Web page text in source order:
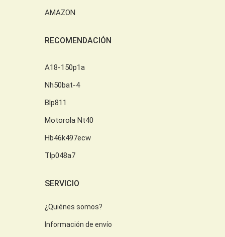
AMAZON
RECOMENDACIÓN
A18-150p1a
Nh50bat-4
Blp811
Motorola Nt40
Hb46k497ecw
Tlp048a7
SERVICIO
¿Quiénes somos?
Información de envío